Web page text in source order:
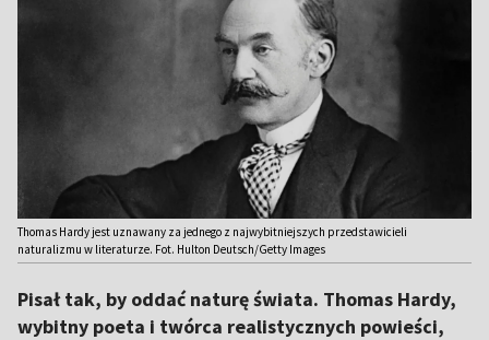
Thomas Hardy jest uznawany za jednego z najwybitniejszych przedstawicieli
naturalizmu w literaturze. Fot. Hulton Deutsch/Getty Images
Pisał tak, by oddać naturę świata. Thomas Hardy,
wybitny poeta i twórca realistycznych powieści,